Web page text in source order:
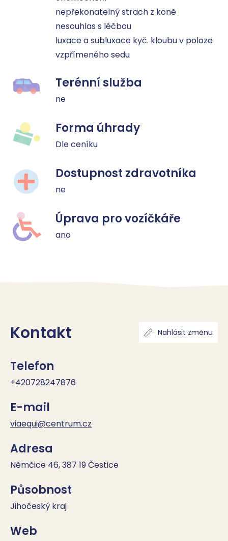
nepřekonatelný strach z koně
nesouhlas s léčbou
luxace a subluxace kyč. kloubu v poloze
vzpřímeného sedu
Terénní služba
ne
Forma úhrady
Dle ceníku
Dostupnost zdravotníka
ne
Úprava pro vozíčkáře
ano
Kontakt Nahlásit změnu
Telefon
+420728247876
E-mail
viaequi@centrum.cz
Adresa
Němčice 46, 387 19 Čestice
Působnost
Jihočeský kraj
Web